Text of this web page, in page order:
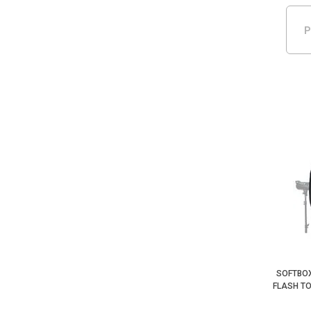
FLASH